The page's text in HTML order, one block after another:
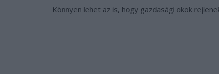
Könnyen lehet az is, hogy gazdasági okok